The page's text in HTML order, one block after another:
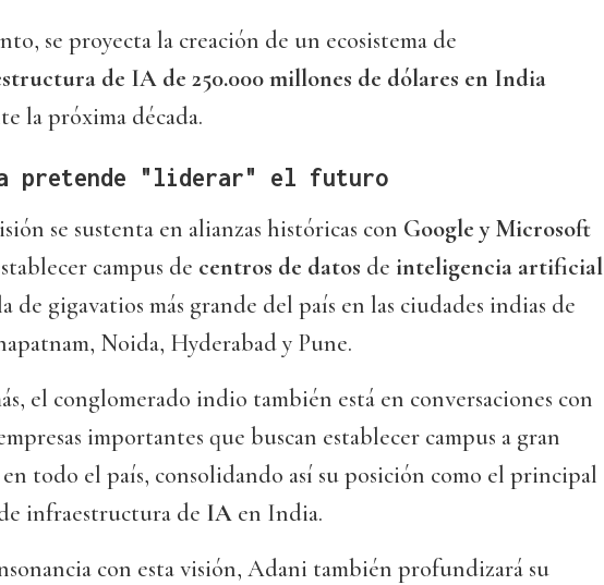
se proyecta la creación de un ecosistema de
de IA de 250.000 millones de dólares en India
la próxima década.
pretende "liderar" el futuro
se sustenta en alianzas históricas con Google y Microsoft
campus de centros de datos de inteligencia artificial
de gigavatios más grande del país en las ciudades indias de
Noida, Hyderabad y Pune.
el conglomerado indio también está en conversaciones con
importantes que buscan establecer campus a gran
en todo el país, consolidando así su posición como el principal
infraestructura de IA en India.
con esta visión, Adani también profundizará su